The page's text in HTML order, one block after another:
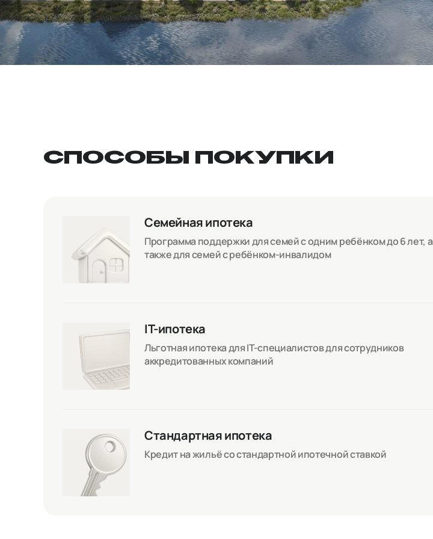
СПОСОБЫ ПОКУПКИ
Семейная ипотека
Программа поддержки для семей с одним ребёнком до 6 лет, а
также для семей с ребёнком-инвалидом
IT-ипотека
Льготная ипотека для IT-специалистов для сотрудников
аккредитованных компаний
Стандартная ипотека
Кредит на жильё со стандартной ипотечной ставкой